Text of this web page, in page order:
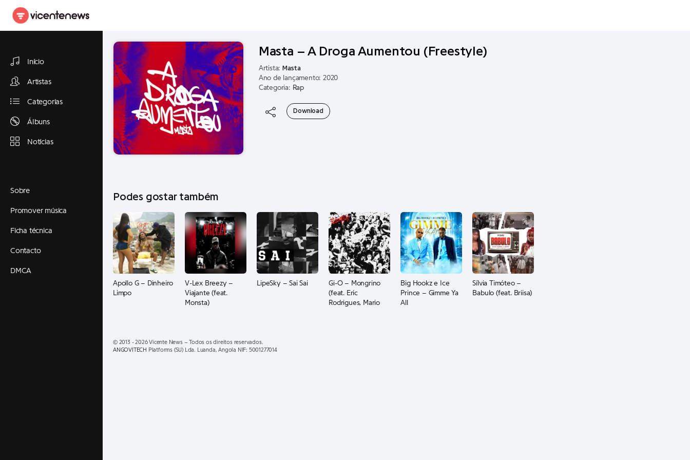
Início
Artistas
Categorias
Álbuns
Notícias
Sobre
Promover música
Ficha técnica
Contacto
DMCA
Masta – A Droga Aumentou (Freestyle)
Artista: Masta
Ano de lançamento: 2020
Categoria: Rap
Download
Podes gostar também
Apollo G – Dinheiro
Limpo
V-Lex Breezy –
Viajante (feat.
Monsta)
LipeSky – Sai Sai
Gi-O – Mongrino
(feat. Eric
Rodrigues, Mario
Big Hookz e Ice
Prince – Gimme Ya
All
Sílvia Timóteo –
Babulo (feat. Briisa)
© 2013 - 2026 Vicente News – Todos os direitos reservados.
ANGOVITECH
Platforms (SU) Lda. Luanda, Angola NIF: 5001277014